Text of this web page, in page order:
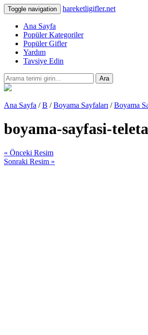
Toggle navigation hareketligifler.net
Ana Sayfa
Popüler Kategoriler
Popüler Gifler
Yardım
Tavsiye Edin
Ara
Ana Sayfa /B /Boyama Sayfaları /Boyama
boyama-sayfasi-
« Önceki Resim
Sonraki Resim »